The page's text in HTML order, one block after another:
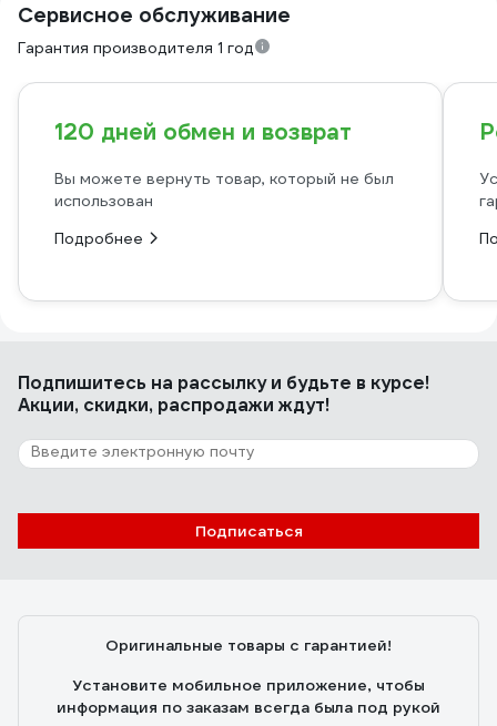
Сервисное обслуживание
Гарантия производителя 1 год
120 дней обмен и возврат
Вы можете вернуть товар, который не был
использован
Подробнее
Подпишитесь на рассылкуи будьте в курсе!
Акции, скидки, распродажи ждут!
Подписаться
Оригинальные товары с гарантией!
Установите мобильное приложение, чтобы
информация по заказам всегда была под рукой